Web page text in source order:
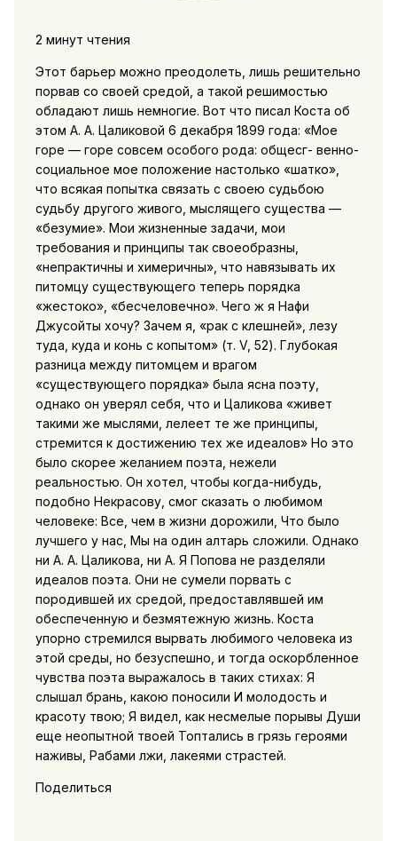
2 минут чтения
Этот барьер можно преодолеть, лишь решительно
порвав со своей средой, а такой решимостью
обладают лишь немногие. Вот что писал Коста об
этом А. А. Цаликовой 6 декабря 1899 года: «Мое
горе — горе совсем особого рода: общесг- венно-
социальное мое положение настолько «шатко»,
что всякая попытка связать с своею судьбою
судьбу другого живого, мыслящего существа —
«безумие». Мои жизненные задачи, мои
требования и принципы так своеобразны,
«непрактичны и химеричны», что навязывать их
питомцу существующего теперь порядка
«жестоко», «бесчеловечно». Чего ж я Нафи
Джусойты хочу? Зачем я, «рак с клешней», лезу
туда, куда и конь с копытом» (т. V, 52). Глубокая
разница между питомцем и врагом
«существующего порядка» была ясна поэту,
однако он уверял себя, что и Цаликова «живет
такими же мыслями, лелеет те же принципы,
стремится к достижению тех же идеалов» Но это
было скорее желанием поэта, нежели
реальностью. Он хотел, чтобы когда-нибудь,
подобно Некрасову, смог сказать о любимом
человеке: Все, чем в жизни дорожили, Что было
лучшего у нас, Мы на один алтарь сложили. Однако
ни А. А. Цаликова, ни А. Я Попова не разделяли
идеалов поэта. Они не сумели порвать с
породившей их средой, предоставлявшей им
обеспеченную и безмятежную жизнь. Коста
упорно стремился вырвать любимого человека из
этой среды, но безуспешно, и тогда оскорбленное
чувства поэта выражалось в таких стихах: Я
слышал брань, какою поносили И молодость и
красоту твою; Я видел, как несмелые порывы Души
еще неопытной твоей Топтались в грязь героями
наживы, Рабами лжи, лакеями страстей.
Поделиться